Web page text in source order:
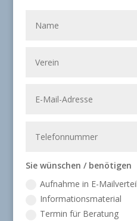
Sie wünschen / benötigen
Aufnahme in E-
Informationsmaterial
Termin für Beratung